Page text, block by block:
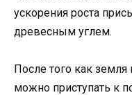
ускорения роста
древесным углем.
После того как
можно приступать к